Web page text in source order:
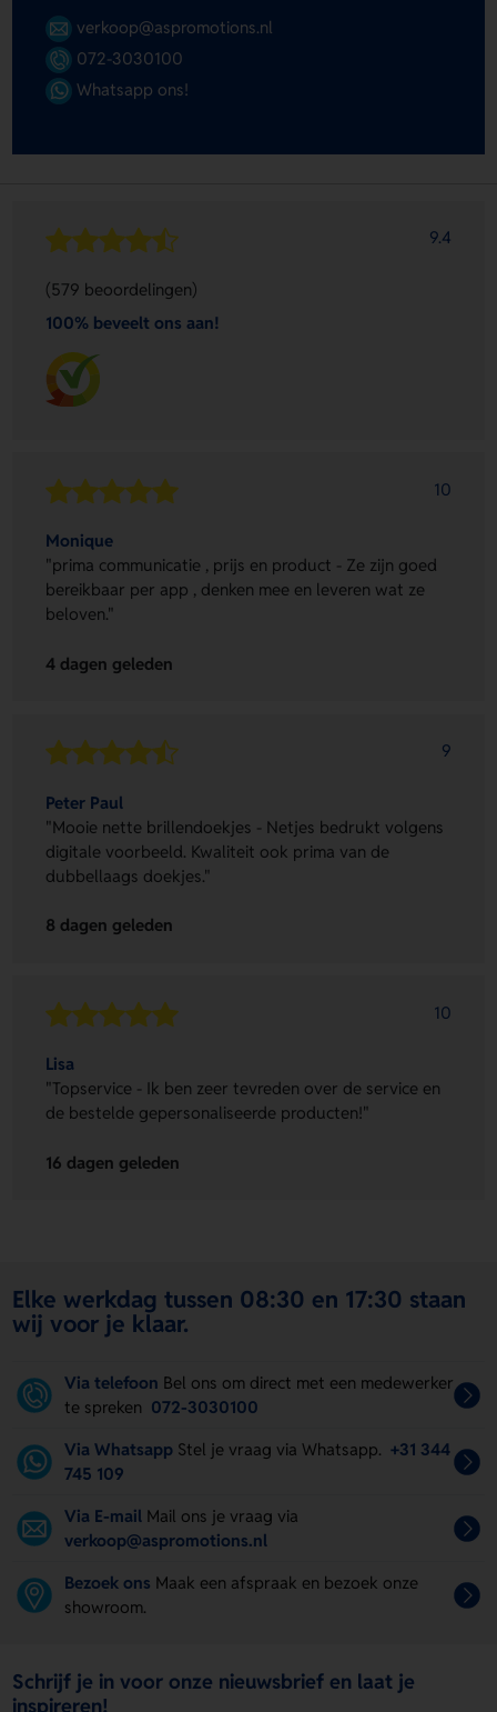
verkoop@aspromotions.nl
072-3030100
Whatsapp ons!
9.4
(579 beoordelingen)
100% beveelt ons aan!
10
Monique
"prima communicatie , prijs en product - Ze zijn goed
bereikbaar per app , denken mee en leveren wat ze
beloven."
4 dagen geleden
9
Peter Paul
"Mooie nette brillendoekjes - Netjes bedrukt volgens
digitale voorbeeld. Kwaliteit ook prima van de
dubbellaags doekjes."
8 dagen geleden
10
Lisa
"Topservice - Ik ben zeer tevreden over de service en
de bestelde gepersonaliseerde producten!"
16 dagen geleden
Elke werkdag tussen 08:30 en 17:30 staan
wij voor je klaar.
Via telefoon Bel ons om direct met een medewerker
te spreken 072-3030100
Via Whatsapp Stel je vraag via Whatsapp. +31 344
745 109
Via E-mail Mail ons je vraag via
verkoop@aspromotions.nl
Bezoek ons Maak een afspraak en bezoek onze
showroom.
Schrijf je in voor onze nieuwsbrief en laat je
inspireren!